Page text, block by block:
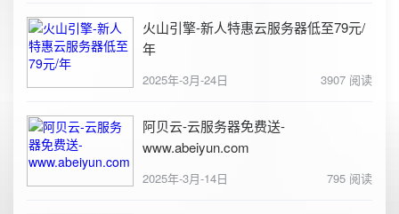
火山引擎-新人特惠云服务器低至79元/
年
2025年-3月-24日 3907 阅读
阿贝云-云服务器免费送-
www.abeiyun.com
2025年-3月-14日 795 阅读